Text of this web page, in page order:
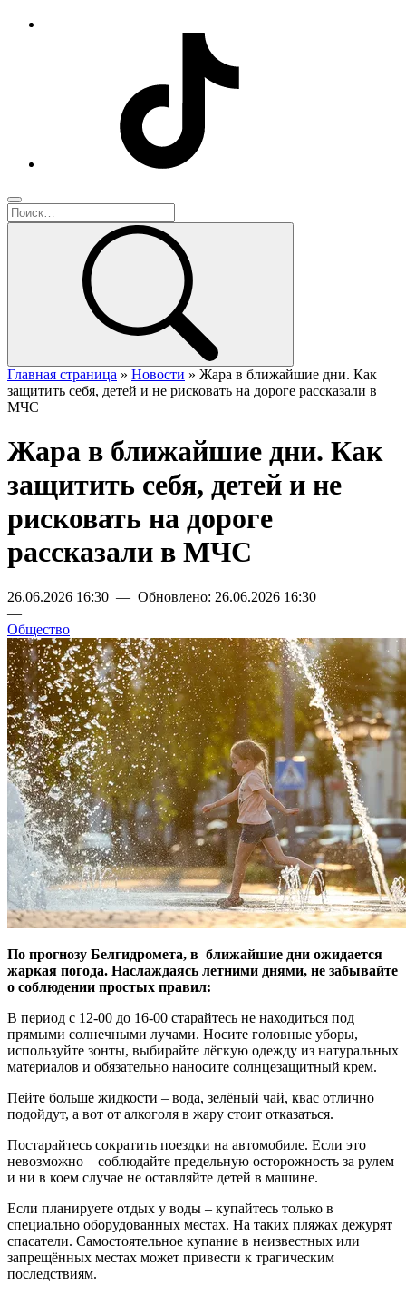
Главная страница » Новости » Жара в ближайшие дни. Как
защитить себя, детей и не рисковать на дороге рассказали в
МЧС
Жара в ближайшие дни. Как
защитить себя, детей и не
рисковать на дороге
рассказали в МЧС
26.06.2026 16:30 — Обновлено: 26.06.2026 16:30
—
Общество
По прогнозу Белгидромета, в ближайшие дни ожидается
жаркая погода. Наслаждаясь летними днями, не забывайте
о соблюдении простых правил:
В период с 12-00 до 16-00 старайтесь не находиться под
прямыми солнечными лучами. Носите головные уборы,
используйте зонты, выбирайте лёгкую одежду из натуральных
материалов и обязательно наносите солнцезащитный крем.
Пейте больше жидкости – вода, зелёный чай, квас отлично
подойдут, а вот от алкоголя в жару стоит отказаться.
Постарайтесь сократить поездки на автомобиле. Если это
невозможно – соблюдайте предельную осторожность за рулем
и ни в коем случае не оставляйте детей в машине.
Если планируете отдых у воды – купайтесь только в
специально оборудованных местах. На таких пляжах дежурят
спасатели. Самостоятельное купание в неизвестных или
запрещённых местах может привести к трагическим
последствиям.